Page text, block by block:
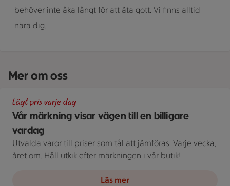
behöver inte åka långt för att äta gott. Vi finns alltid
nära dig.
Mer om oss
Vår märkning visar vägen till en billigare
vardag
Lågt pris varje dag
Utvalda varor till priser som tål att jämföras. Varje vecka,
året om. Håll utkik efter märkningen i vår butik!
Läs mer